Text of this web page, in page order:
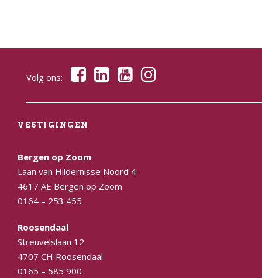
Volg ons:
VESTIGINGEN
Bergen op Zoom
Laan van Hildernisse Noord 4
4617 AE Bergen op Zoom
0164 – 253 455
Roosendaal
Streuvelslaan 12
4707 CH Roosendaal
0165 – 585 900